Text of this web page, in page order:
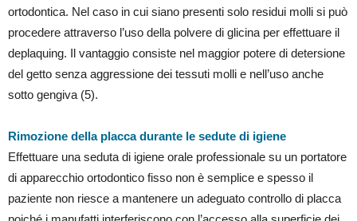
ortodontica. Nel caso in cui siano presenti solo residui molli si può
procedere attraverso l’uso della polvere di glicina per effettuare il
deplaquing. Il vantaggio consiste nel maggior potere di detersione
del getto senza aggressione dei tessuti molli e nell’uso anche
sotto gengiva (5).
Rimozione della placca durante le sedute di igiene
Effettuare una seduta di igiene orale professionale su un portatore
di apparecchio ortodontico fisso non è semplice e spesso il
paziente non riesce a mantenere un adeguato controllo di placca